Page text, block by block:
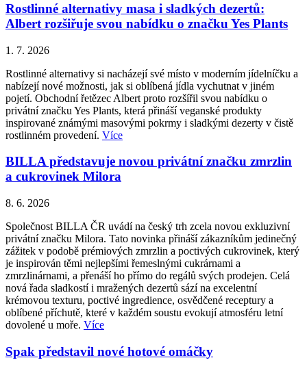
Rostlinné alternativy masa i sladkých dezertů:
Albert rozšiřuje svou nabídku o značku Yes Plants
1. 7. 2026
Rostlinné alternativy si nacházejí své místo v moderním jídelníčku a
nabízejí nové možnosti, jak si oblíbená jídla vychutnat v jiném
pojetí. Obchodní řetězec Albert proto rozšířil svou nabídku o
privátní značku Yes Plants, která přináší veganské produkty
inspirované známými masovými pokrmy i sladkými dezerty v čistě
rostlinném provedení. Více
BILLA představuje novou privátní značku zmrzlin
a cukrovinek Milora
8. 6. 2026
Společnost BILLA ČR uvádí na český trh zcela novou exkluzivní
privátní značku Milora. Tato novinka přináší zákazníkům jedinečný
zážitek v podobě prémiových zmrzlin a poctivých cukrovinek, který
je inspirován těmi nejlepšími řemeslnými cukrárnami a
zmrzlinárnami, a přenáší ho přímo do regálů svých prodejen. Celá
nová řada sladkostí i mražených dezertů sází na excelentní
krémovou texturu, poctivé ingredience, osvědčené receptury a
oblíbené příchutě, které v každém soustu evokují atmosféru letní
dovolené u moře. Více
Spak představil nové hotové omáčky